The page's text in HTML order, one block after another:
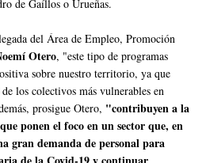
de Gaíllos o Urueñas.
del Área de Empleo, Promoción
Otero, "este tipo de programas
sobre nuestro territorio, ya que
los colectivos más vulnerables en
prosigue Otero, "contribuyen a la
ponen el foco en un sector que, en
gran demanda de personal para